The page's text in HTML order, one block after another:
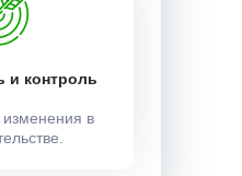
и контроль
в